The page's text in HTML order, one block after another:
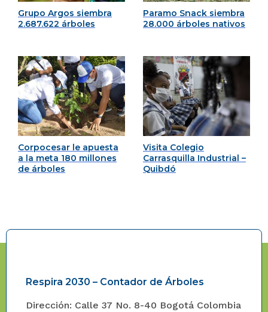
Grupo Argos siembra
2.687.622 árboles
Paramo Snack siembra
28.000 árboles nativos
Corpocesar le apuesta
a la meta 180 millones
de árboles
Visita Colegio
Carrasquilla Industrial –
Quibdó
Respira 2030 – Contador de Árboles
Dirección: Calle 37 No. 8-40 Bogotá Colombia